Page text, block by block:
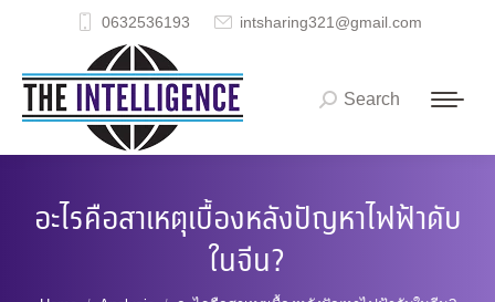
0632536193 intsharing321@gmail.com
Search:
Search
อะไรคือสาเหตุเบื้องหลังปัญหาไฟฟ้าดับ
ในจีน?